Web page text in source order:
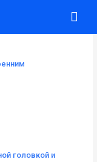
головкой и